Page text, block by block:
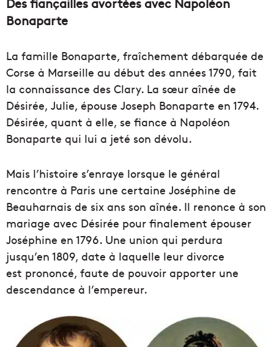
Bonaparte
La famille Bonaparte, fraîchement débarquée de
Corse à Marseille au début des années 1790, fait
la connaissance des Clary. La sœur aînée de
Désirée, Julie, épouse Joseph Bonaparte en 1794.
Désirée, quant à elle, se fiance à Napoléon
Bonaparte qui lui a jeté son dévolu.
Mais l’histoire s’enraye lorsque le général
rencontre à Paris une certaine Joséphine de
Beauharnais de six ans son aînée. Il renonce à son
mariage avec Désirée pour finalement épouser
Joséphine en 1796. Une union qui perdura
jusqu’en 1809, date à laquelle leur divorce
est prononcé, faute de pouvoir apporter une
descendance à l’empereur.